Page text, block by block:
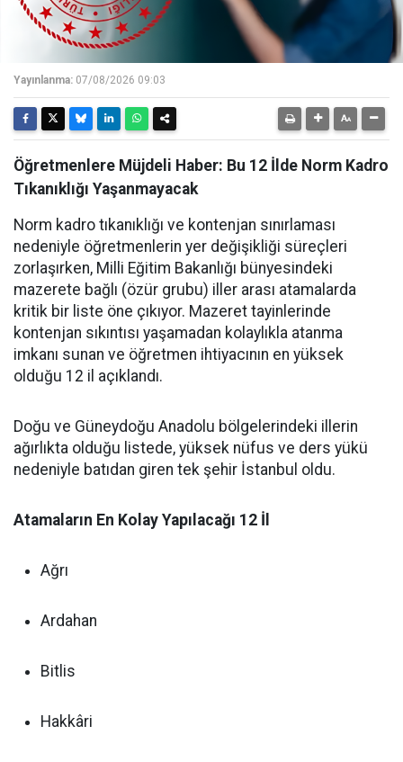
Yayınlanma: 07/08/2026 09:03
Öğretmenlere Müjdeli Haber: Bu 12 İlde Norm Kadro
Tıkanıklığı Yaşanmayacak
Norm kadro tıkanıklığı ve kontenjan sınırlaması
nedeniyle öğretmenlerin yer değişikliği süreçleri
zorlaşırken, Milli Eğitim Bakanlığı bünyesindeki
mazerete bağlı (özür grubu) iller arası atamalarda
kritik bir liste öne çıkıyor. Mazeret tayinlerinde
kontenjan sıkıntısı yaşamadan kolaylıkla atanma
imkanı sunan ve öğretmen ihtiyacının en yüksek
olduğu 12 il açıklandı.
Doğu ve Güneydoğu Anadolu bölgelerindeki illerin
ağırlıkta olduğu listede, yüksek nüfus ve ders yükü
nedeniyle batıdan giren tek şehir İstanbul oldu.
Atamaların En Kolay Yapılacağı 12 İl
Ağrı
Ardahan
Bitlis
Hakkâri